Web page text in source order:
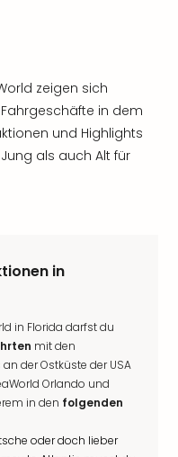
zeigen sich
in dem
und Highlights
als auch Alt für
in
in Florida darfst du
mit den
der Ostküste der USA
Orlando und
in den folgenden
oder doch lieber